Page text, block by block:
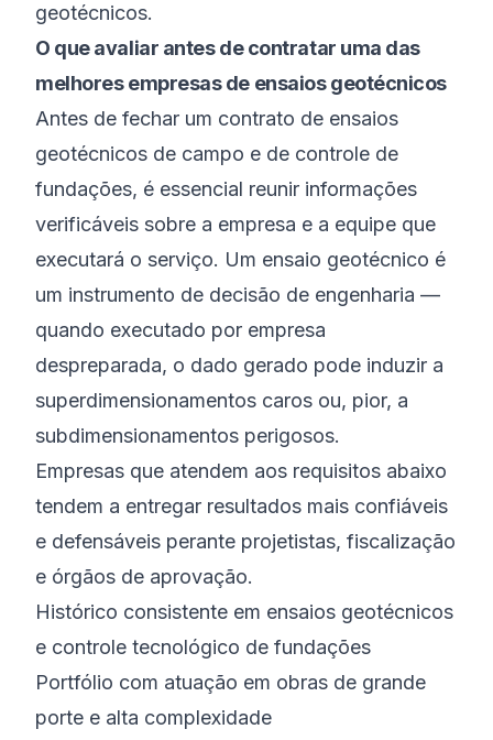
geotécnicos.
O que avaliar antes de contratar uma das
melhores empresas de ensaios geotécnicos
Antes de fechar um contrato de ensaios
geotécnicos de campo e de controle de
fundações, é essencial reunir informações
verificáveis sobre a empresa e a equipe que
executará o serviço. Um ensaio geotécnico é
um instrumento de decisão de engenharia —
quando executado por empresa
despreparada, o dado gerado pode induzir a
superdimensionamentos caros ou, pior, a
subdimensionamentos perigosos.
Empresas que atendem aos requisitos abaixo
tendem a entregar resultados mais confiáveis
e defensáveis perante projetistas, fiscalização
e órgãos de aprovação.
Histórico consistente em ensaios geotécnicos
e controle tecnológico de fundações
Portfólio com atuação em obras de grande
porte e alta complexidade